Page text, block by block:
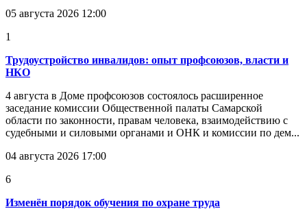
05 августа 2026 12:00
1
Трудоустройство инвалидов: опыт профсоюзов, власти и
НКО
4 августа в Доме профсоюзов состоялось расширенное
заседание комиссии Общественной палаты Самарской
области по законности, правам человека, взаимодействию с
судебными и силовыми органами и ОНК и комиссии по дем...
04 августа 2026 17:00
6
Изменён порядок обучения по охране труда